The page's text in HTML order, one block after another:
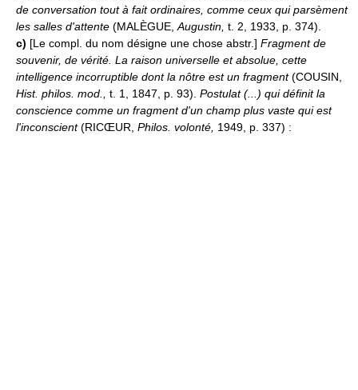
de conversation tout à fait ordinaires, comme ceux qui parsèment
les salles d'attente (MALÈGUE, Augustin, t. 2, 1933, p. 374).
c) [Le compl. du nom désigne une chose abstr.] Fragment de
souvenir, de vérité. La raison universelle et absolue, cette
intelligence incorruptible dont la nôtre est un fragment(COUSIN,
Hist. philos. mod., t. 1, 1847, p. 93). Postulat (...) qui définit la
conscience comme un fragment d'un champ plus vaste qui est
l'inconscient(RICŒUR, Philos. volonté, 1949, p. 337) :